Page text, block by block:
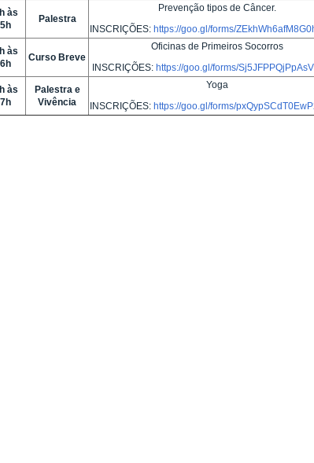
às
Palestra
Prevenção tipos de Câncer.
INSCRIÇÕES: https://goo.gl/forms/
às
Curso Breve
Oficinas de Primeiros Socorros
INSCRIÇÕES: https://goo.gl/forms/
às
Palestra e
Vivência
Yoga
INSCRIÇÕES: https://goo.gl/forms/